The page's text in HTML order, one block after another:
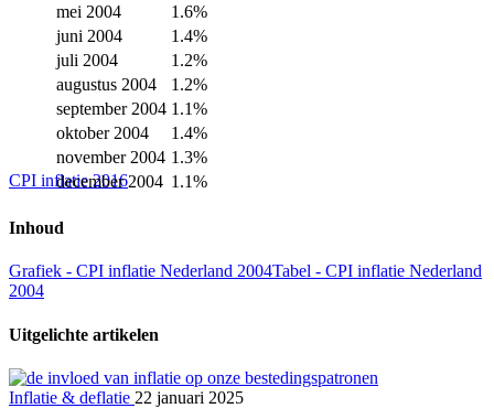
CPI inflatie 2016
mei 2004
1.6%
juni 2004
1.4%
juli 2004
1.2%
augustus 2004
1.2%
september 2004 1.1%
oktober 2004
1.4%
november 2004 1.3%
december2004 1.1%
Inhoud
Grafiek - CPI inflatie Nederland 2004Tabel - CPI inflatie Nederland
2004
Uitgelichte artikelen
Inflatie & deflatie 22 januari 2025